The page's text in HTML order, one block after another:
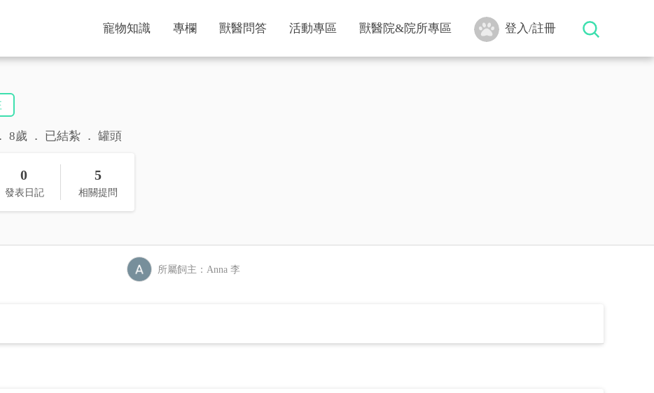
寵物知識 專欄 獸醫問答 活動專區 獸醫院&院所專區 登入/註冊
8歲 已結紮 罐頭
0
發表日記
5
相關提問
所屬飼主：Anna 李